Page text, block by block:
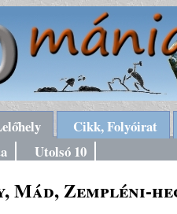
Cikk, Folyóirat
Utolsó 10
Mád, Zempléni-